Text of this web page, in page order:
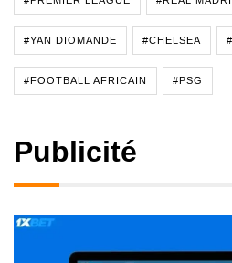
#YAN DIOMANDE #CHELSEA
#FOOTBALL AFRICAIN #PSG
Publicité